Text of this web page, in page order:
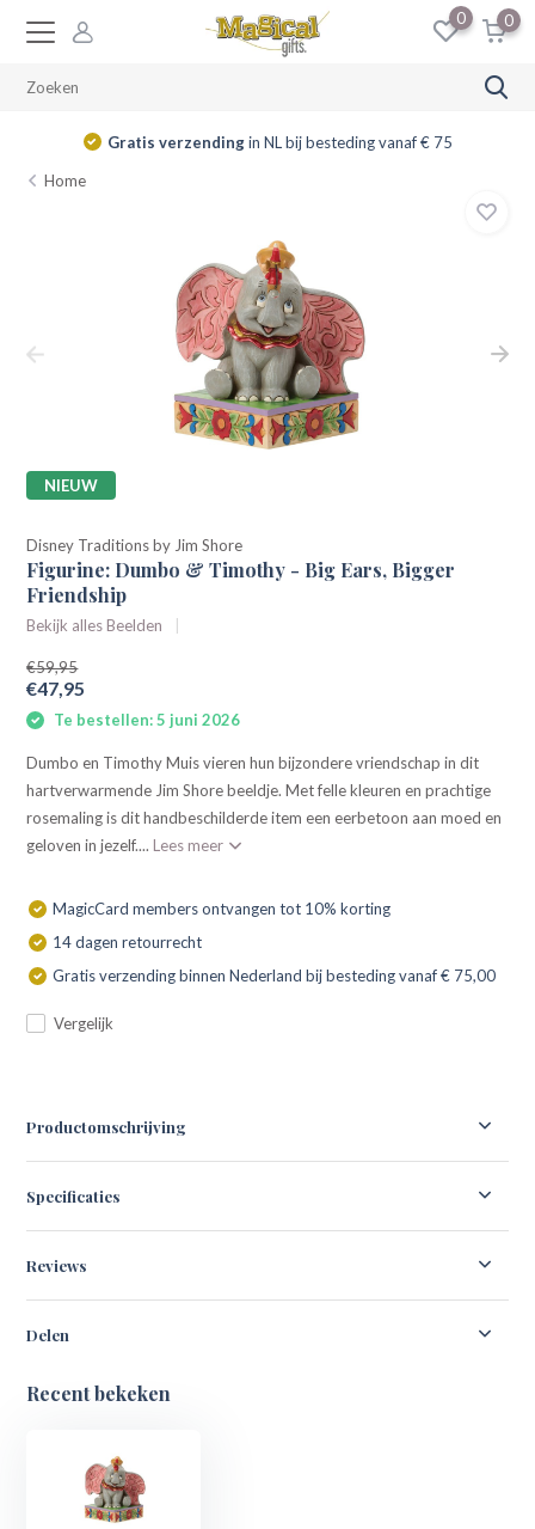
0 0
Gratis verzendingin NL bij besteding vanaf € 75
Home
NIEUW
Disney Traditions by Jim Shore
Figurine: Dumbo & Timothy - Big Ears, Bigger
Friendship
Bekijk alles Beelden
€59,95
€47,95
Te bestellen: 5 juni 2026
Dumbo en Timothy Muis vieren hun bijzondere vriendschap in dit
hartverwarmende Jim Shore beeldje. Met felle kleuren en prachtige
rosemaling is dit handbeschilderde item een eerbetoon aan moed en
geloven in jezelf.... Lees meer
MagicCard members ontvangen tot 10% korting
14 dagen retourrecht
Gratis verzending binnen Nederland bij besteding vanaf € 75,00
Vergelijk
Productomschrijving
Specificaties
Reviews
Delen
Recent bekeken